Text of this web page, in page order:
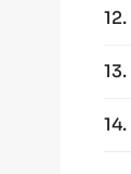
12.
13.
14.